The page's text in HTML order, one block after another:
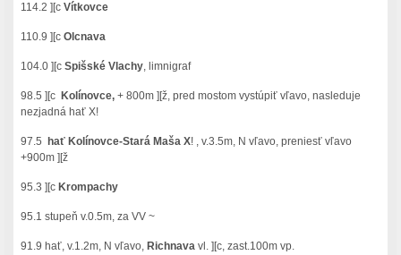
114.2 ][cVítkovce
110.9 ][cOlcnava
104.0 ][cSpišské Vlachy, limnigraf
98.5 ][c Kolínovce,+ 800m ][ž, pred mostom vystúpiť vľavo, nasleduje
nezjadná hať X!
97.5 hať Kolínovce-Stará Maša X! , v.3.5m, N vľavo, preniesť vľavo
+900m ][ž
95.3 ][c Krompachy
95.1 stupeň v.0.5m, za VV ~
91.9 hať, v.1.2m, N vľavo, Richnava vl. ][c, zast.100m vp.